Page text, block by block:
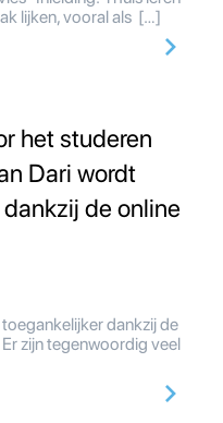
lijken, vooral als […]
het studeren
Dari wordt
de online
dankzij de
zijn tegenwoordig veel